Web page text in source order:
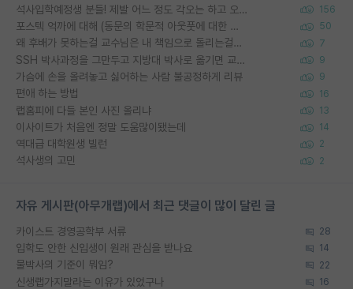
석사입학예정생 분들! 제발 어느 정도 각오는 하고 오세요. 156
포스텍 억까에 대해 (동문의 학문적 아웃풋에 대한 반박) 50
왜 후배가 못하는걸 교수님은 내 책임으로 돌리는걸까요? 7
SSH 박사과정을 그만두고 지방대 박사로 옮기면 교수의 꿈은 끝일까요? 9
가슴에 손을 올려놓고 싫어하는 사람 불공정하게 리뷰 9
편애 하는 방법 16
랩홈피에 다들 본인 사진 올리냐 13
이사이트가 처음엔 정말 도움많이됐는데 14
역대급 대학원생 빌런 2
석사생의 고민 2
자유 게시판(아무개랩)에서 최근 댓글이 많이 달린 글
카이스트 경영공학부 서류 28
입학도 안한 신입생이 원래 관심을 받나요 14
물박사의 기준이 뭐임? 22
신생랩가지말라는 이유가 있었구나 16